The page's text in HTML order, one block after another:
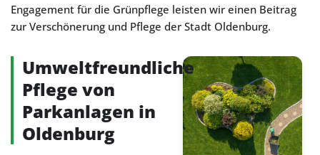
Engagement für die Grünpflege leisten wir einen Beitrag
zur Verschönerung und Pflege der Stadt Oldenburg.
Umweltfreundliche
Pflege von
Parkanlagen in
Oldenburg